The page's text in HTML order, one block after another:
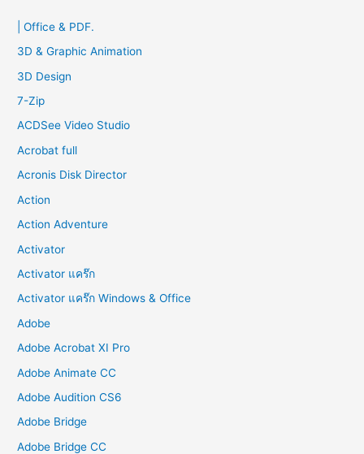
f
o
| Office & PDF.
3D & Graphic Animation
3D Design
7-Zip
ACDSee Video Studio
Acrobat full
Acronis Disk Director
Action
Action Adventure
Activator
Activator แคร๊ก
Activator แคร๊ก Windows & Office
Adobe
Adobe Acrobat XI Pro
Adobe Animate CC
Adobe Audition CS6
Adobe Bridge
Adobe Bridge CC